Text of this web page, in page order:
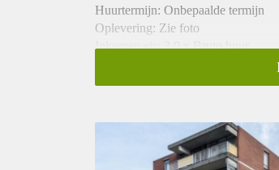
Huurtermijn: Onbepaalde termijn
Oplevering: Zie foto
Inkomen eis: 3,0 x Bruto huur
Borg: 1 Maand
Huisdieren toegestaan: Afhankelijk
Huurtoeslag grens: Nee